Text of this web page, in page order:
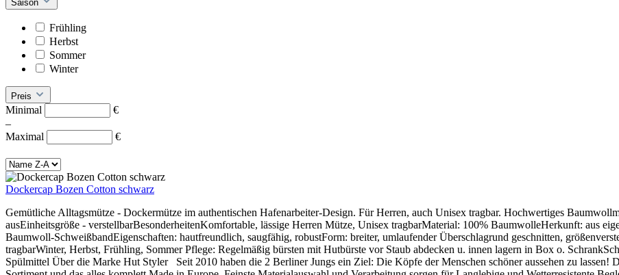
Saison
Frühling
Herbst
Sommer
Winter
Preis
Minimal
€
–
Maximal
€
Dockercap Bozen Cotton schwarz
Gemütliche Alltagsmütze - Dockermütze im authentischen Hafenarbeiter-Design. Für Herren, auch Unisex tragbar. Hochwertiges
ausEinheitsgröße - verstellbarBesonderheitenKomfortable, lässige Herren Mütze, Unisex tragbarMaterial: 100% BaumwolleHerkunft: aus
Baumwoll-SchweißbandEigenschaften: hautfreundlich, saugfähig, robustForm: breiter, umlaufender Überschlagrund geschnitten,
tragbarWinter, Herbst, Frühling, Sommer Pflege: Regelmäßig bürsten mit Hutbürste vor Staub abdecken u. innen lagern in Box o.
Spülmittel Über die Marke Hut Styler Seit 2010 haben die 2 Berliner Jungs ein Ziel: Die Köpfe der Menschen schöner aussehen zu lassen!